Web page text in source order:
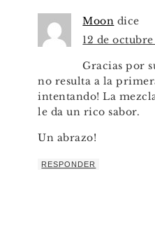
Moon dice
12 de octubre
Gracias por
no resulta a la
intentando! La
le da un rico sabor.
Un abrazo!
RESPONDER